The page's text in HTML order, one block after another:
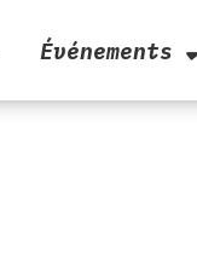
Événements